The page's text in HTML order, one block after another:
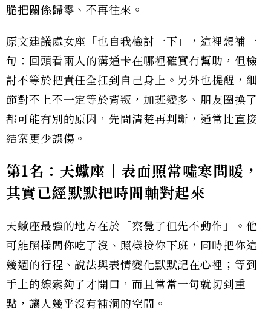
脆把關係歸零、不再往來。
原文建議處女座「也自我檢討一下」，這裡想補一
句：回頭看兩人的溝通卡在哪裡確實有幫助，但檢
討不等於把責任全扛到自己身上。另外也提醒，細
節對不上不一定等於背叛，加班變多、朋友圈換了
都可能有別的原因，先問清楚再判斷，通常比直接
結案更少誤傷。
第1名：天蠍座｜表面照常噓寒問暖，
其實已經默默把時間軸對起來
天蠍座最強的地方在於「察覺了但先不動作」。他
可能照樣問你吃了沒、照樣接你下班，同時把你這
幾週的行程、說法與表情變化默默記在心裡；等到
手上的線索夠了才開口，而且常常一句就切到重
點，讓人幾乎沒有補洞的空間。